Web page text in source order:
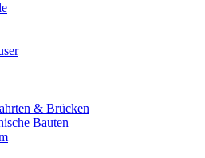
& Brücken
Bauten